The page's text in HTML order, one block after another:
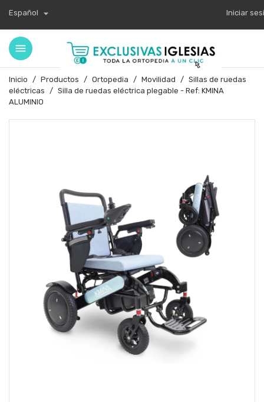
Español  Iniciar
Inicio Productos Ortopedia Movilidad
Sillas de ruedas
eléctricas
Silla de ruedas eléctrica plegable - Ref: KMINA
ALUMINIO